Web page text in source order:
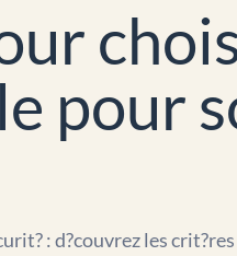
pour
: d?couvrez les